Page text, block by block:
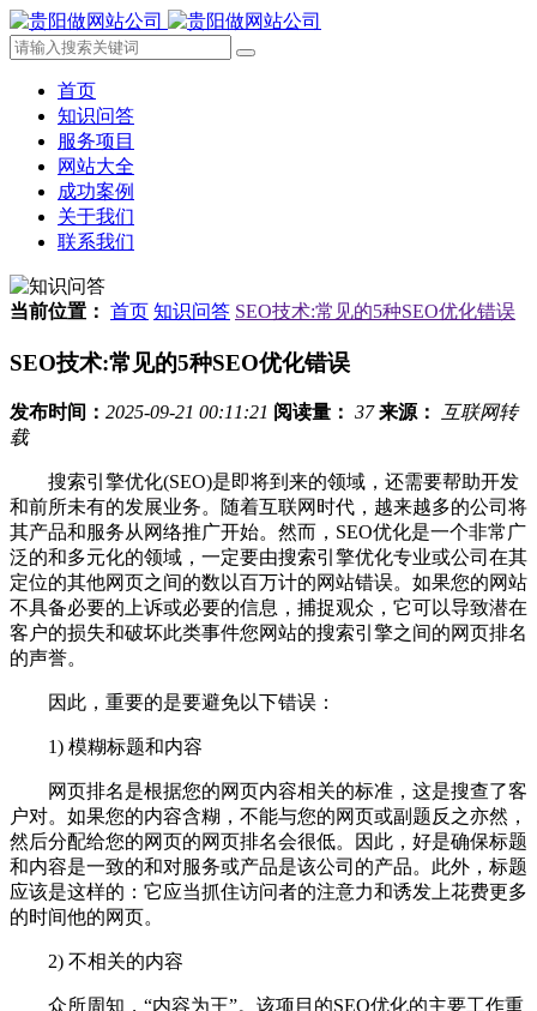
首页
知识问答
服务项目
网站大全
成功案例
关于我们
联系我们
当前位置： 首页 知识问答 SEO技术:常见的5种SEO优化错误
SEO技术:常见的5种SEO优化错误
发布时间： 2025-09-21 00:11:21 阅读量： 37 来源： 互联网转
载
搜索引擎优化(SEO)是即将到来的领域，还需要帮助开发
和前所未有的发展业务。随着互联网时代，越来越多的公司将
其产品和服务从网络推广开始。然而，SEO优化是一个非常广
泛的和多元化的领域，一定要由搜索引擎优化专业或公司在其
定位的其他网页之间的数以百万计的网站错误。如果您的网站
不具备必要的上诉或必要的信息，捕捉观众，它可以导致潜在
客户的损失和破坏此类事件您网站的搜索引擎之间的网页排名
的声誉。
因此，重要的是要避免以下错误：
1) 模糊标题和内容
网页排名是根据您的网页内容相关的标准，这是搜查了客
户对。如果您的内容含糊，不能与您的网页或副题反之亦然，
然后分配给您的网页的网页排名会很低。因此，好是确保标题
和内容是一致的和对服务或产品是该公司的产品。此外，标题
应该是这样的：它应当抓住访问者的注意力和诱发上花费更多
的时间他的网页。
2) 不相关的内容
众所周知，“内容为王”。该项目的SEO优化的主要工作重